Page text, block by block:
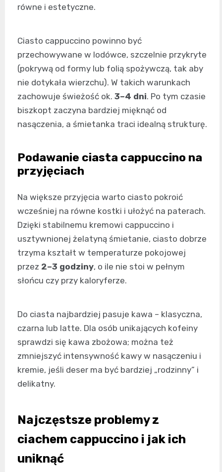
równe i estetyczne.
Ciasto cappuccino powinno być
przechowywane w lodówce, szczelnie przykryte
(pokrywą od formy lub folią spożywczą, tak aby
nie dotykała wierzchu). W takich warunkach
zachowuje świeżość ok. 3–4 dni. Po tym czasie
biszkopt zaczyna bardziej mięknąć od
nasączenia, a śmietanka traci idealną strukturę.
Podawanie ciasta cappuccino na
przyjęciach
Na większe przyjęcia warto ciasto pokroić
wcześniej na równe kostki i ułożyć na paterach.
Dzięki stabilnemu kremowi cappuccino i
usztywnionej żelatyną śmietanie, ciasto dobrze
trzyma kształt w temperaturze pokojowej
przez 2–3 godziny, o ile nie stoi w pełnym
słońcu czy przy kaloryferze.
Do ciasta najbardziej pasuje kawa – klasyczna,
czarna lub latte. Dla osób unikających kofeiny
sprawdzi się kawa zbożowa; można też
zmniejszyć intensywność kawy w nasączeniu i
kremie, jeśli deser ma być bardziej „rodzinny” i
delikatny.
Najczęstsze problemy z
ciachem cappuccino i jak ich
uniknąć